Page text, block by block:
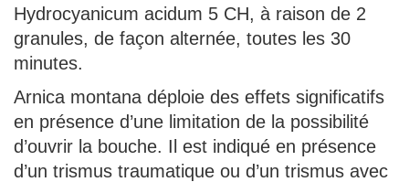
Hydrocyanicum acidum 5 CH, à raison de 2
granules, de façon alternée, toutes les 30
minutes.
Arnica montana déploie des effets significatifs
en présence d’une limitation de la possibilité
d’ouvrir la bouche. Il est indiqué en présence
d’un trismus traumatique ou d’un trismus avec